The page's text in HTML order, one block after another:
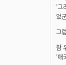
'그
었
그
참
'애